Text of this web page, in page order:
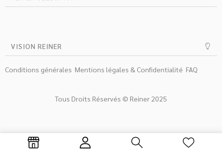
VISION REINER
Conditions générales Mentions légales & Confidentialité FAQ
Tous Droits Réservés © Reiner 2025